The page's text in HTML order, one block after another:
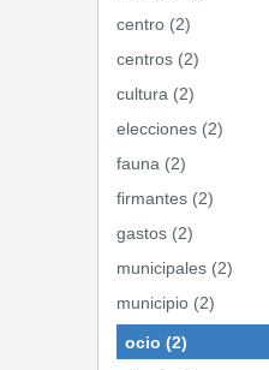
centro (2)
centros (2)
cultura (2)
elecciones (2)
fauna (2)
firmantes (2)
gastos (2)
municipales (2)
municipio (2)
ocio (2)